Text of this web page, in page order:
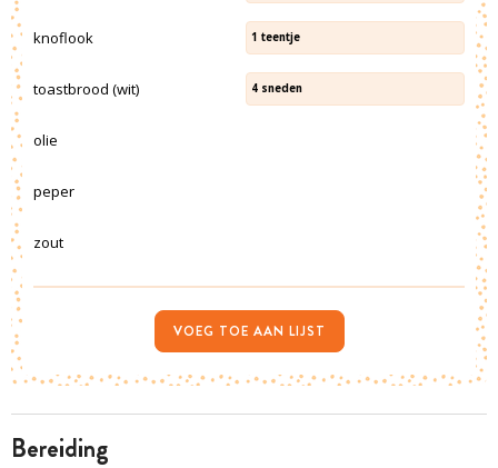
bereiding
knoflook 1 teentje
toastbrood (wit) 4 sneden
olie
peper
zout
VOEG TOE AAN LIJST